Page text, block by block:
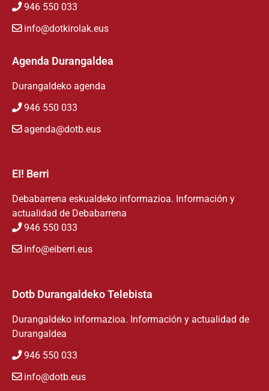
946 550 033
info@dotkirolak.eus
Agenda Durangaldea
Durangaldeko agenda
946 550 033
agenda@dotb.eus
EI! Berri
Debabarrena eskualdeko informazioa. Información y
actualidad de Debabarrena
946 550 033
info@eiberri.eus
Dotb Durangaldeko Telebista
Durangaldeko informazioa. Información y actualidad de
Durangaldea
946 550 033
info@dotb.eus